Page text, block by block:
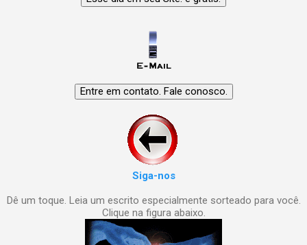
Siga-nos
Dê um toque. Leia um escrito especialmente sorteado para você.
Clique na figura abaixo.